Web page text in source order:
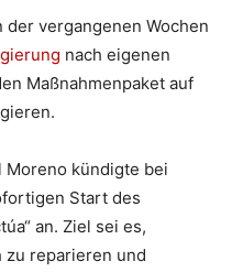
vergangenen Wochen
nach eigenen
Maßnahmenpaket auf
Moreno kündigte bei
Start des
an. Ziel sei es,
reparieren und